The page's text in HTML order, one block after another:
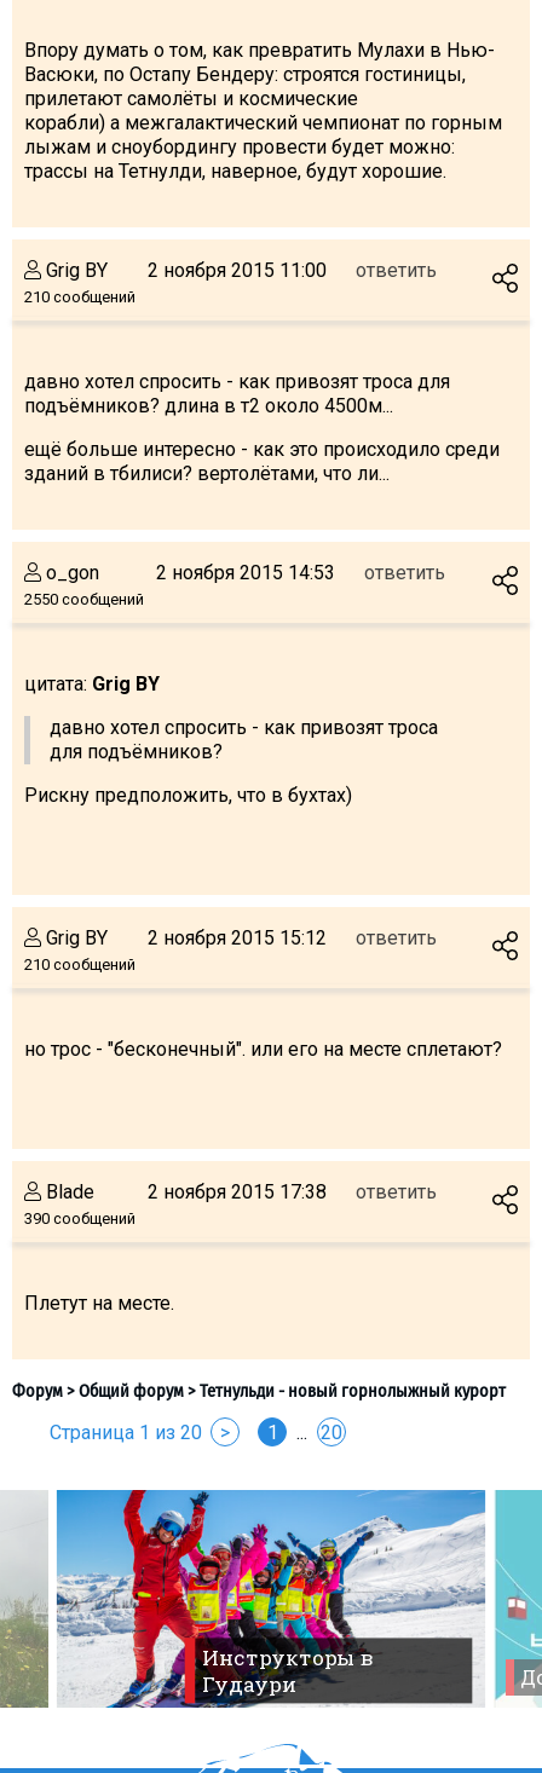
Впору думать о том, как превратить Мулахи в Нью-
Васюки, по Остапу Бендеру: строятся гостиницы,
прилетают самолёты и космические
корабли) а межгалактический чемпионат по горным
лыжам и сноубордингу провести будет можно:
трассы на Тетнулди, наверное, будут хорошие.
Grig BY
210 сообщений
2 ноября 2015 11:00 ответить
давно хотел спросить - как привозят троса для
подъёмников? длина в т2 около 4500м...
ещё больше интересно - как это происходило среди
зданий в тбилиси? вертолётами, что ли...
o_gon
2550 сообщений
2 ноября 2015 14:53 ответить
цитата: Grig BY
давно хотел спросить - как привозят троса
для подъёмников?
Рискну предположить, что в бухтах)
Grig BY
210 сообщений
2 ноября 2015 15:12 ответить
но трос - "бесконечный". или его на месте сплетают?
Blade
390 сообщений
2 ноября 2015 17:38 ответить
Плетут на месте.
Страница 1 из 20 > 1 ... 20
Инструкторы в
Гудаури